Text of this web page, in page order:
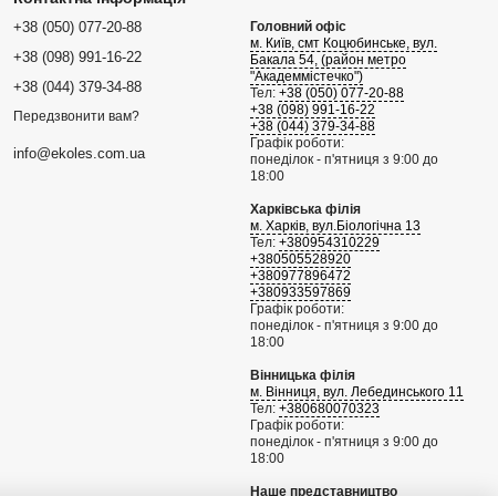
+38 (050) 077-20-88
+38 (098) 991-16-22
+38 (044) 379-34-88
Передзвонити вам?
info@ekoles.com.ua
Головний офіс
м. Київ, смт Коцюбинське, вул.
Бакала 54, (район метро
"Академмістечко")
Тел: +38 (050) 077-20-88
+38 (098) 991-16-22
+38 (044) 379-34-88
Графік роботи:
понеділок - п'ятниця з 9:00 до
18:00
Харківська філія
м. Харків, вул.Біологічна 13
Тел: +380954310229
+380505528920
+380977896472
+380933597869
Графік роботи:
понеділок - п'ятниця з 9:00 до
18:00
Вінницька філія
м. Вінниця, вул. Лебединського 11
Тел: +380680070323
Графік роботи:
понеділок - п'ятниця з 9:00 до
18:00
Наше представництво